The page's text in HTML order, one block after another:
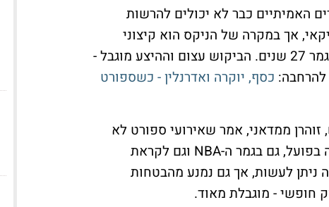
האמיתיים כבר לא יכולים להרשות
אך במקרה של הניקס הוא קיצוני
במיוחד. הקבוצה לא זכתה באליפות מאז 1973, ולא היתה בגמר 27 שנים. הביקוש עצום וההיצע מוגבל -
להרחבה: כסף, יוקרה ואדרנלין - כשספורט
ממדאני, אמר שאירועי ספורט לא
צריכים להפוך לסחורה יוקרתית, אם כי הודה שזה מה שקורה בפועל, גם בגמר ה-NBA וגם לקראת
ניתן לעשות, אך גם נמנע מהבטחות
חופשי - מוגבלת מאוד.